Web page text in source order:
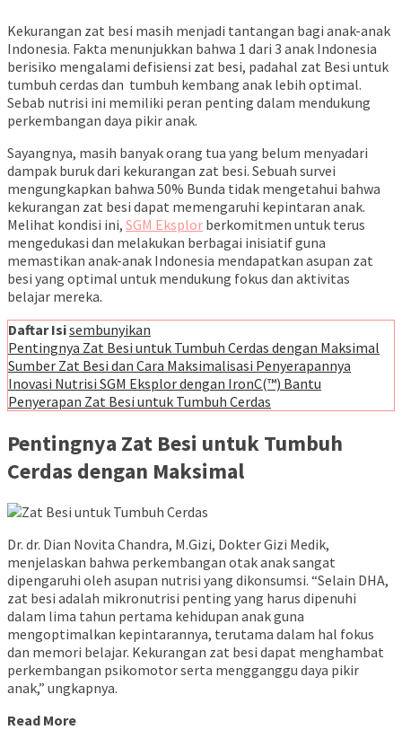
Kekurangan zat besi masih menjadi tantangan bagi anak-anak
Indonesia. Fakta menunjukkan bahwa 1 dari 3 anak Indonesia
berisiko mengalami defisiensi zat besi, padahal zat Besi untuk
tumbuh cerdas dan tumbuh kembang anak lebih optimal.
Sebab nutrisi ini memiliki peran penting dalam mendukung
perkembangan daya pikir anak.
Sayangnya, masih banyak orang tua yang belum menyadari
dampak buruk dari kekurangan zat besi. Sebuah survei
mengungkapkan bahwa 50% Bunda tidak mengetahui bahwa
kekurangan zat besi dapat memengaruhi kepintaran anak.
Melihat kondisi ini, SGM Eksplor berkomitmen untuk terus
mengedukasi dan melakukan berbagai inisiatif guna
memastikan anak-anak Indonesia mendapatkan asupan zat
besi yang optimal untuk mendukung fokus dan aktivitas
belajar mereka.
Daftar Isisembunyikan
Pentingnya Zat Besi untuk Tumbuh Cerdas dengan Maksimal
Sumber Zat Besi dan Cara Maksimalisasi Penyerapannya
Inovasi Nutrisi SGM Eksplor dengan IronC(™) Bantu
Penyerapan Zat Besi untuk Tumbuh Cerdas
Pentingnya Zat Besi untuk Tumbuh
Cerdas dengan Maksimal
Dr. dr. Dian Novita Chandra, M.Gizi, Dokter Gizi Medik,
menjelaskan bahwa perkembangan otak anak sangat
dipengaruhi oleh asupan nutrisi yang dikonsumsi. “Selain DHA,
zat besi adalah mikronutrisi penting yang harus dipenuhi
dalam lima tahun pertama kehidupan anak guna
mengoptimalkan kepintarannya, terutama dalam hal fokus
dan memori belajar. Kekurangan zat besi dapat menghambat
perkembangan psikomotor serta mengganggu daya pikir
anak,” ungkapnya.
Read More